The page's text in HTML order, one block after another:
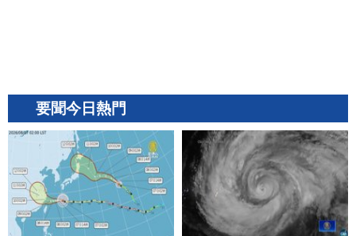
要聞今日熱門